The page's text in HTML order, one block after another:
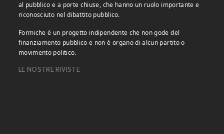
al pubblico e a porte chiuse, che hanno un ruolo importante e
riconosciuto nel dibattito pubblico.
Formiche è un progetto indipendente che non gode del
finanziamento pubblico e non è organo di alcun partito o
movimento politico.
LE NOSTRE RIVISTE